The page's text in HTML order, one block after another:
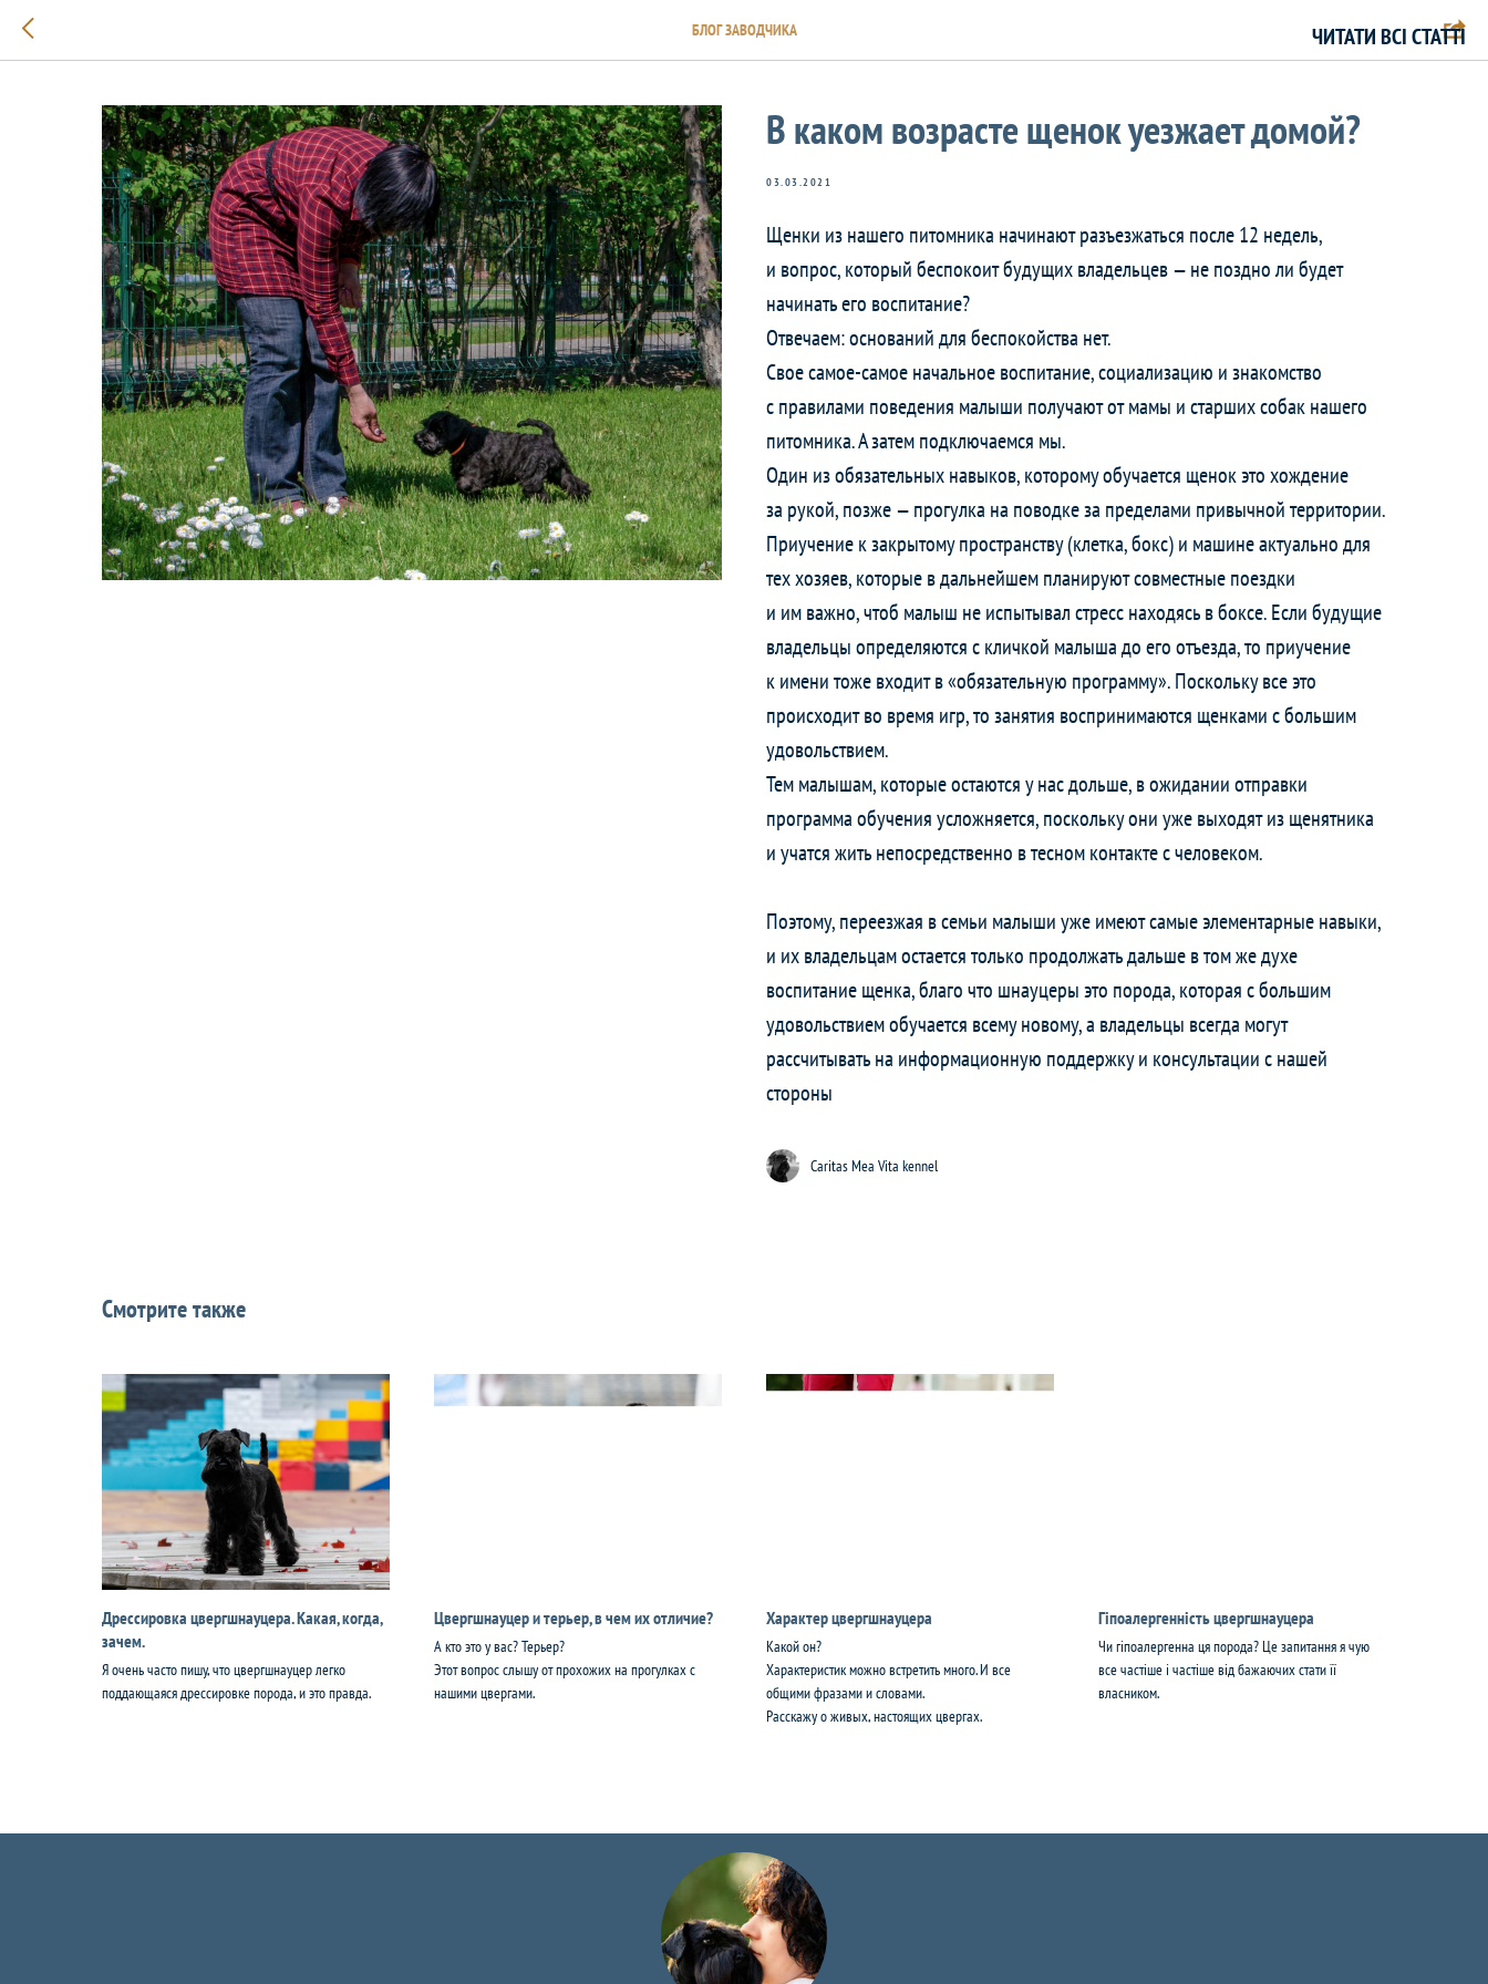
БЛОГ ЗАВОДЧИКА
В каком возрасте щенок уезжает домой?
03.03.2021
Щенки из нашего питомника начинают разъезжаться после 12 недель,
и вопрос, который беспокоит будущих владельцев — не поздно ли будет
начинать его воспитание?
Отвечаем: оснований для беспокойства нет.
Свое самое-самое начальное воспитание, социализацию и знакомство
с правилами поведения малыши получают от мамы и старших собак нашего
питомника. А затем подключаемся мы.
Один из обязательных навыков, которому обучается щенок это хождение
за рукой, позже — прогулка на поводке за пределами привычной территории.
Приучение к закрытому пространству (клетка, бокс) и машине актуально для
тех хозяев, которые в дальнейшем планируют совместные поездки
и им важно, чтоб малыш не испытывал стресс находясь в боксе. Если будущие
владельцы определяются с кличкой малыша до его отъезда, то приучение
к имени тоже входит в «обязательную программу». Поскольку все это
происходит во время игр, то занятия воспринимаются щенками с большим
удовольствием.
Тем малышам, которые остаются у нас дольше, в ожидании отправки
программа обучения усложняется, поскольку они уже выходят из щенятника
и учатся жить непосредственно в тесном контакте с человеком.
Поэтому, переезжая в семьи малыши уже имеют самые элементарные навыки,
и их владельцам остается только продолжать дальше в том же духе
воспитание щенка, благо что шнауцеры это порода, которая с большим
удовольствием обучается всему новому, а владельцы всегда могут
рассчитывать на информационную поддержку и консультации с нашей
стороны
Caritas Mea Vita kennel
Смотрите также
Дрессировка цвергшнауцера. Какая, когда,
зачем.
Я очень часто пишу, что цвергшнауцер легко
поддающаяся дрессировке порода, и это правда.
Цвергшнауцер и терьер, в чем их отличие?
А кто это у вас? Терьер?
Этот вопрос слышу от прохожих на прогулках с
нашими цвергами.
Характер цвергшнауцера
Какой он?
Характеристик можно встретить много. И все
общими фразами и словами.
Расскажу о живых, настоящих цвергах.
Гіпоалергенність цвергшнауцера
Чи гіпоалергенна ця порода? Це запитання я чую
все частіше і частіше від бажаючих стати її
власником.
ЧИТАТИ ВСІ СТАТТІ